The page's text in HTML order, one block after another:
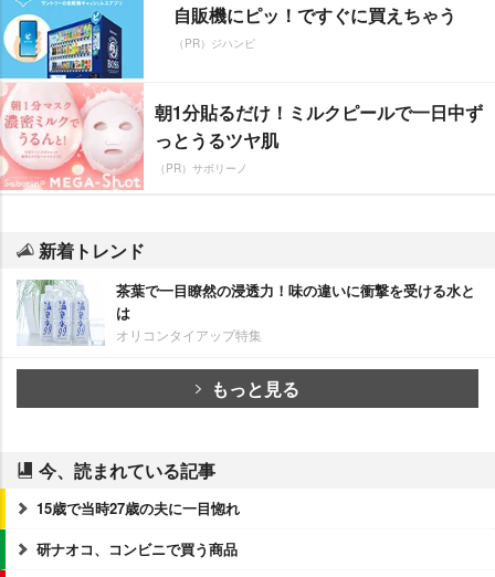
自販機にピッ！ですぐに買えちゃう
（PR）ジハンピ
朝1分貼るだけ！ミルクピールで一日中ず
っとうるツヤ肌
（PR）サボリーノ
新着トレンド
茶葉で一目瞭然の浸透力！味の違いに衝撃を受ける水と
は
オリコンタイアップ特集
もっと見る
今、読まれている記事
15歳で当時27歳の夫に一目惚れ
研ナオコ、コンビニで買う商品